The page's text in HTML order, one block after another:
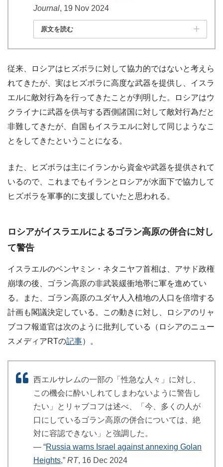
Journal, 19 Nov 2024
原文を読む
従来、ロシアはヒズボラに対して協力的ではないと考えら
れてきたが、実はヒズボラに高度な武器を提供し、イスラ
エルに敵対行為を行ってきたことが判明した。ロシアはウ
クライナに武器を供与する西側諸国に対して敵対行為だと
非難してきたが、自国もイスラエルに対して同じようなこ
とをしてきたということになる。
また、ヒズボラは主にイランから資金や武器を提供されて
いるので、これまでもイランとロシアが水面下で協力して
ヒズボラを軍事的に支援していたと思われる。
ロシアがイスラエルによるゴラン高原の併合に対し
て警告
イスラエルのベンヤミン・ネタニヤフ首相は、アサド政権
崩壊の後、ゴラン高原の非武装緩衝地帯に軍を進めてい
る。また、ゴラン高原のユダヤ人入植地の人口を倍増する
計画も閣議決定している。この動きに対し、ロシアのリャ
ブコフ報道官は次のように批判している（ロシアのニュー
スメディアRTの記事）。
西エルサレムの一部の「性急な人々」に対し、
この機会に酔いしれてしまわないように警告し
たい」とリャブコフは述べ、「今、多くの人が
口にしているゴラン高原の併合については、絶
対に容認できない」と強調した。
― “Russia warns Israel against annexing Golan
Heights,” RT, 16 Dec 2024